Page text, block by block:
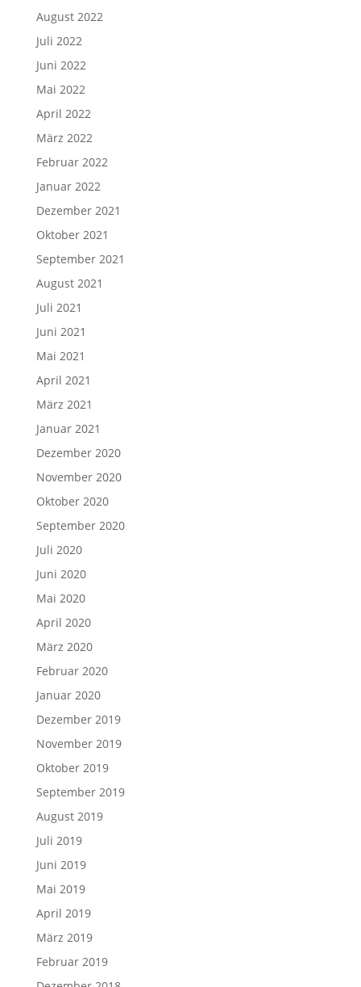
August 2022
Juli 2022
Juni 2022
Mai 2022
April 2022
März 2022
Februar 2022
Januar 2022
Dezember 2021
Oktober 2021
September 2021
August 2021
Juli 2021
Juni 2021
Mai 2021
April 2021
März 2021
Januar 2021
Dezember 2020
November 2020
Oktober 2020
September 2020
Juli 2020
Juni 2020
Mai 2020
April 2020
März 2020
Februar 2020
Januar 2020
Dezember 2019
November 2019
Oktober 2019
September 2019
August 2019
Juli 2019
Juni 2019
Mai 2019
April 2019
März 2019
Februar 2019